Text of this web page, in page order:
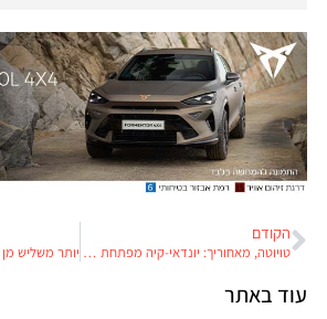
הקודם
טויוטה, מאחוריך: יונדאי-קיה מפתחת מערכות היברידיות חדשות למנועים קטנים וגדולים
עוד באתר